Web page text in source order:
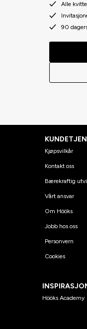
Alle
90
Kjøpsvilkår
Kontakt oss
Bærekraftig
Vårt ansvar
Om Hööks
Jobb hos oss
Personvern
Cookies
Hööks Academy